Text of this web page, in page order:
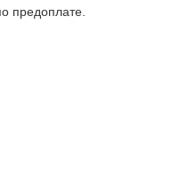
предоплате.